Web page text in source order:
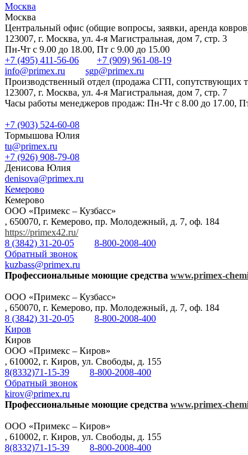
Москва
Москва
Центральный офис (общие вопросы, заявки, аренда
123007, г. Москва, ул. 4-я Магистральная, дом 7, стр. 3
Пн-Чт с 9.00 до 18.00, Пт с 9.00 до 15.00
+7 (495) 411-56-06
+7 (909) 961-08-19
info@primex.ru
sgp@primex.ru
Производственный отдел (продажа СГП, сопутствующих
123007, г. Москва, ул. 4-я Магистральная, дом 7, стр. 7
Часы работы менеджеров продаж: Пн-Чт с 8.00 до 17.00,
+7 (903) 524-60-08
Тормышова Юлия
tu@primex.ru
+7 (926) 908-79-08
Денисова Юлия
denisova@primex.ru
Кемерово
Кемерово
ООО «Примекс – Кузбасс»
, 650070, г. Кемерово, пр. Молодежный, д. 7, оф. 184
https://primex42.ru/
8 (3842) 31-20-05
8-800-2008-400
Обратный звонок
kuzbass@primex.ru
Профессиональные моющие средства www.primex-
ООО «Примекс – Кузбасс»
, 650070, г. Кемерово, пр. Молодежный, д. 7, оф. 184
8 (3842) 31-20-05
8-800-2008-400
Киров
Киров
ООО «Примекс – Киров»
, 610002, г. Киров, ул. Свободы, д. 155
8(8332)71-15-39
8-800-2008-400
Обратный звонок
kirov@primex.ru
Профессиональные моющие средства www.primex-
ООО «Примекс – Киров»
, 610002, г. Киров, ул. Свободы, д. 155
8(8332)71-15-39
8-800-2008-400